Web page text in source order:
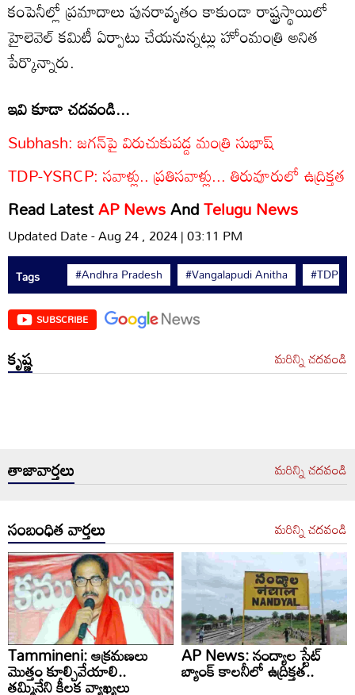
కంపెనీల్లో ప్రమాదాలు పునరావృతం కాకుండా రాష్ట్రస్థాయిలో
హైలెవెల్ కమిటీ ఏర్పాటు చేయనున్నట్లు హోంమంత్రి అనిత
పేర్కొన్నారు.
ఇవి కూడా చదవండి...
Subhash: జగన్‌పై విరుచుకుపడ్డ మంత్రి సుభాష్
TDP-YSRCP: సవాళ్లు.. ప్రతిసవాళ్లు... తిరువూరులో ఉద్రిక్తత
Read LatestAP NewsAndTelugu News
Updated Date - Aug 24 , 2024 | 03:11 PM
Tags #Andhra Pradesh #Vangalapudi Anitha #TDP
SUBSCRIBE
కృష్ణ మరిన్ని చదవండి
తాజావార్తలు మరిన్ని చదవండి
సంబంధిత వార్తలు మరిన్ని చదవండి
Tammineni: ఆక్రమణలు
మొత్తం కూల్చివేయాలి..
తమ్మినేని కీలక వ్యాఖ్యలు
AP News: నంద్యాల స్టేట్
బ్యాంక్ కాలనీలో ఉద్రిక్తత..